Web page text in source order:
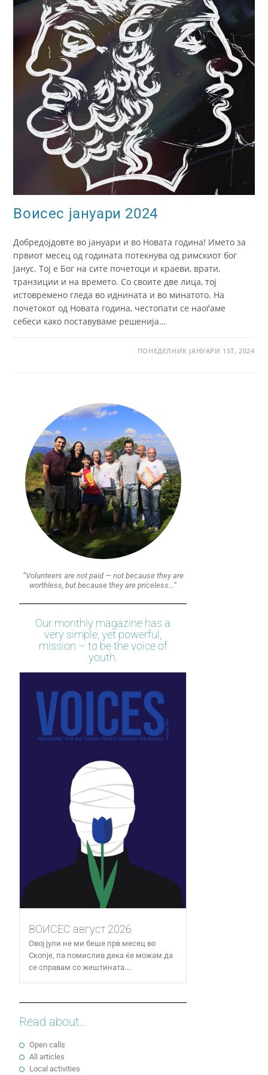
Воисес јануари 2024
Добредојдовте во јануари и во Новата година! Името за
првиот месец од годината потекнува од римскиот бог
Јанус. Тој е Бог на сите почетоци и краеви, врати,
транзиции и на времето. Со своите две лица, тој
истовремено гледа во иднината и во минатото. На
почетокот од Новата година, честопати се наоѓаме
себеси како поставуваме решенија…
ПОНЕДЕЛНИК ЈАНУАРИ 1ST, 2024
“Volunteers are not paid — not because they are
worthless, but because they are priceless…”
Our monthly magazine has a
very simple, yet powerful,
mission – to be the voice of
youth.
ВОИСЕС август 2026
Овој јули не ми беше прв месец во
Скопје, па помислив дека ќе можам да
се справам со жештината....
Read about...
Open calls
All articles
Local activities